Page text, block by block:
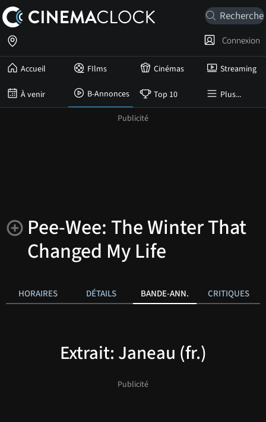
Accueil FIlms Cinémas Streaming
À venir B-Annonces Top 10 Plus...
Connexion
Pee-Wee: The Winter That
Changed My Life
HORAIRES DÉTAILS BANDE-ANN. CRITIQUES
Extrait: Janeau (fr.)